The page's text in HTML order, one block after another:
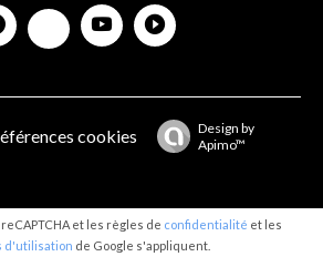
cookies
Design by
Apimo™
et les règles de confidentialité et les
d'utilisation de Google s'appliquent.